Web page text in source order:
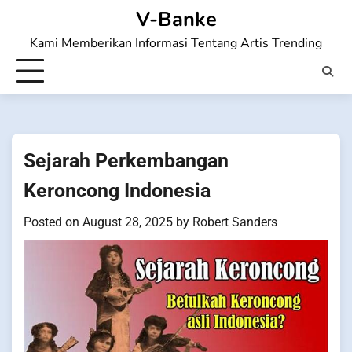
content
V-Banke
Kami Memberikan Informasi Tentang Artis Trending
Sejarah Perkembangan
Keroncong Indonesia
Posted on August 28, 2025 by Robert Sanders